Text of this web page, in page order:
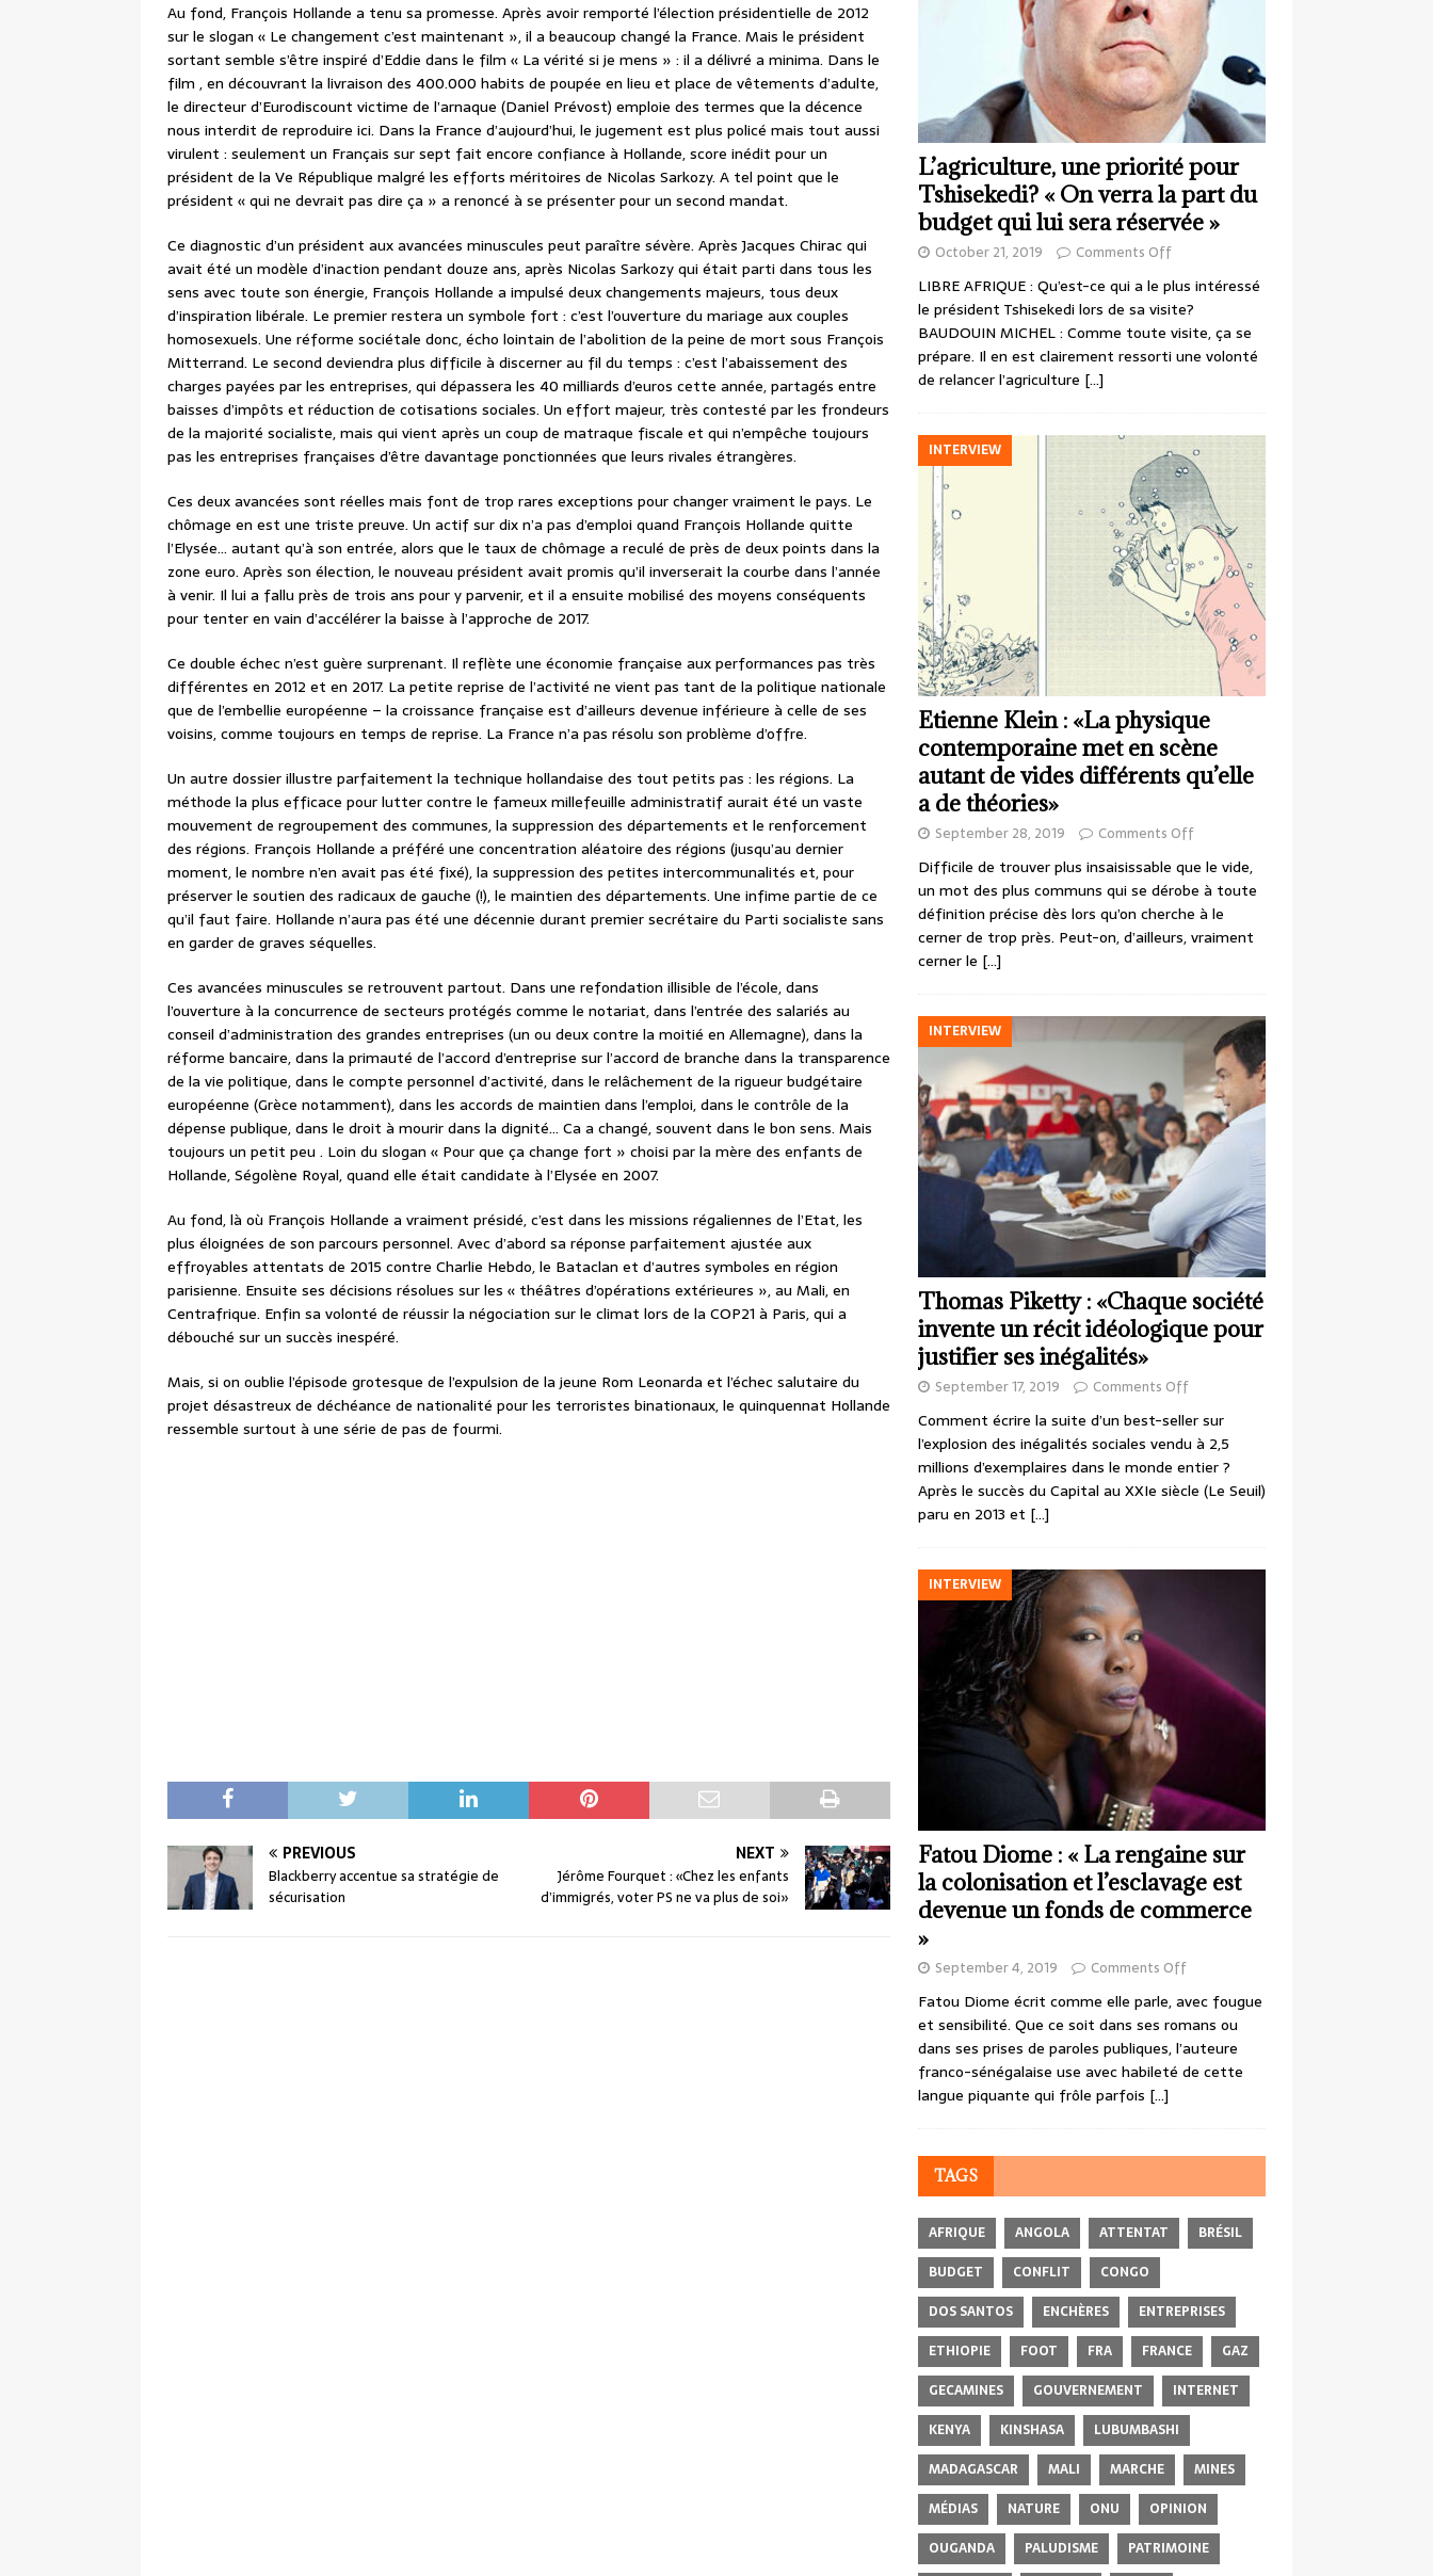
Au fond, François Hollande a tenu sa promesse. Après avoir remporté l’élection présidentielle de 2012
sur le slogan « Le changement c’est maintenant », il a beaucoup changé la France. Mais le président
sortant semble s’être inspiré d’Eddie dans le film « La vérité si je mens » : il a délivré a minima. Dans le
film , en découvrant la livraison des 400.000 habits de poupée en lieu et place de vêtements d’adulte,
le directeur d’Eurodiscount victime de l’arnaque (Daniel Prévost) emploie des termes que la décence
nous interdit de reproduire ici. Dans la France d’aujourd’hui, le jugement est plus policé mais tout aussi
virulent : seulement un Français sur sept fait encore confiance à Hollande, score inédit pour un
président de la Ve République malgré les efforts méritoires de Nicolas Sarkozy. A tel point que le
président « qui ne devrait pas dire ça » a renoncé à se présenter pour un second mandat.
Ce diagnostic d’un président aux avancées minuscules peut paraître sévère. Après Jacques Chirac qui
avait été un modèle d’inaction pendant douze ans, après Nicolas Sarkozy qui était parti dans tous les
sens avec toute son énergie, François Hollande a impulsé deux changements majeurs, tous deux
d’inspiration libérale. Le premier restera un symbole fort : c’est l’ouverture du mariage aux couples
homosexuels. Une réforme sociétale donc, écho lointain de l’abolition de la peine de mort sous François
Mitterrand. Le second deviendra plus difficile à discerner au fil du temps : c’est l’abaissement des
charges payées par les entreprises, qui dépassera les 40 milliards d’euros cette année, partagés entre
baisses d’impôts et réduction de cotisations sociales. Un effort majeur, très contesté par les frondeurs
de la majorité socialiste, mais qui vient après un coup de matraque fiscale et qui n’empêche toujours
pas les entreprises françaises d’être davantage ponctionnées que leurs rivales étrangères.
Ces deux avancées sont réelles mais font de trop rares exceptions pour changer vraiment le pays. Le
chômage en est une triste preuve. Un actif sur dix n’a pas d’emploi quand François Hollande quitte
l’Elysée… autant qu’à son entrée, alors que le taux de chômage a reculé de près de deux points dans la
zone euro. Après son élection, le nouveau président avait promis qu’il inverserait la courbe dans l’année
à venir. Il lui a fallu près de trois ans pour y parvenir, et il a ensuite mobilisé des moyens conséquents
pour tenter en vain d’accélérer la baisse à l’approche de 2017.
Ce double échec n’est guère surprenant. Il reflète une économie française aux performances pas très
différentes en 2012 et en 2017. La petite reprise de l’activité ne vient pas tant de la politique nationale
que de l’embellie européenne – la croissance française est d’ailleurs devenue inférieure à celle de ses
voisins, comme toujours en temps de reprise. La France n’a pas résolu son problème d’offre.
Un autre dossier illustre parfaitement la technique hollandaise des tout petits pas : les régions. La
méthode la plus efficace pour lutter contre le fameux millefeuille administratif aurait été un vaste
mouvement de regroupement des communes, la suppression des départements et le renforcement
des régions. François Hollande a préféré une concentration aléatoire des régions (jusqu’au dernier
moment, le nombre n’en avait pas été fixé), la suppression des petites intercommunalités et, pour
préserver le soutien des radicaux de gauche (!), le maintien des départements. Une infime partie de ce
qu’il faut faire. Hollande n’aura pas été une décennie durant premier secrétaire du Parti socialiste sans
en garder de graves séquelles.
Ces avancées minuscules se retrouvent partout. Dans une refondation illisible de l’école, dans
l’ouverture à la concurrence de secteurs protégés comme le notariat, dans l’entrée des salariés au
conseil d’administration des grandes entreprises (un ou deux contre la moitié en Allemagne), dans la
réforme bancaire, dans la primauté de l’accord d’entreprise sur l’accord de branche dans la transparence
de la vie politique, dans le compte personnel d’activité, dans le relâchement de la rigueur budgétaire
européenne (Grèce notamment), dans les accords de maintien dans l’emploi, dans le contrôle de la
dépense publique, dans le droit à mourir dans la dignité… Ca a changé, souvent dans le bon sens. Mais
toujours un petit peu . Loin du slogan « Pour que ça change fort » choisi par la mère des enfants de
Hollande, Ségolène Royal, quand elle était candidate à l’Elysée en 2007.
Au fond, là où François Hollande a vraiment présidé, c’est dans les missions régaliennes de l’Etat, les
plus éloignées de son parcours personnel. Avec d’abord sa réponse parfaitement ajustée aux
effroyables attentats de 2015 contre Charlie Hebdo, le Bataclan et d’autres symboles en région
parisienne. Ensuite ses décisions résolues sur les « théâtres d’opérations extérieures », au Mali, en
Centrafrique. Enfin sa volonté de réussir la négociation sur le climat lors de la COP21 à Paris, qui a
débouché sur un succès inespéré.
Mais, si on oublie l’épisode grotesque de l’expulsion de la jeune Rom Leonarda et l’échec salutaire du
projet désastreux de déchéance de nationalité pour les terroristes binationaux, le quinquennat Hollande
ressemble surtout à une série de pas de fourmi.
PREVIOUS
Blackberry accentue sa stratégie de
sécurisation
NEXT
Jérôme Fourquet : «Chez les enfants
d’immigrés, voter PS ne va plus de soi»
L’agriculture, une priorité pour
Tshisekedi? « On verra la part du
budget qui lui sera réservée »
October 21, 2019 Comments Off
LIBRE AFRIQUE : Qu’est-ce qui a le plus intéressé
le président Tshisekedi lors de sa visite?
BAUDOUIN MICHEL : Comme toute visite, ça se
prépare. Il en est clairement ressorti une volonté
de relancer l’agriculture […]
INTERVIEW
Etienne Klein : «La physique
contemporaine met en scène
autant de vides différents qu’elle
a de théories»
September 28, 2019 Comments Off
Difficile de trouver plus insaisissable que le vide,
un mot des plus communs qui se dérobe à toute
définition précise dès lors qu’on cherche à le
cerner de trop près. Peut-on, d’ailleurs, vraiment
cerner le […]
INTERVIEW
Thomas Piketty : «Chaque société
invente un récit idéologique pour
justifier ses inégalités»
September 17, 2019 Comments Off
Comment écrire la suite d’un best-seller sur
l’explosion des inégalités sociales vendu à 2,5
millions d’exemplaires dans le monde entier ?
Après le succès du Capital au XXIe siècle (Le Seuil)
paru en 2013 et […]
INTERVIEW
Fatou Diome : « La rengaine sur
la colonisation et l’esclavage est
devenue un fonds de commerce
»
September 4, 2019 Comments Off
Fatou Diome écrit comme elle parle, avec fougue
et sensibilité. Que ce soit dans ses romans ou
dans ses prises de paroles publiques, l’auteure
franco-sénégalaise use avec habileté de cette
langue piquante qui frôle parfois […]
TAGS
AFRIQUE ANGOLA ATTENTAT
BRÉSIL
BUDGET
CONFLIT
CONGO
DOS SANTOS
ENCHÈRES
ENTREPRISES
ETHIOPIE
FOOT FRA FRANCE
GAZ
GECAMINES
GOUVERNEMENT
INTERNET
KENYA
KINSHASA
LUBUMBASHI
MADAGASCAR
MALI MARCHE
MINES
MÉDIAS
NATURE ONU
OPINION
OUGANDA
PALUDISME PATRIMOINE